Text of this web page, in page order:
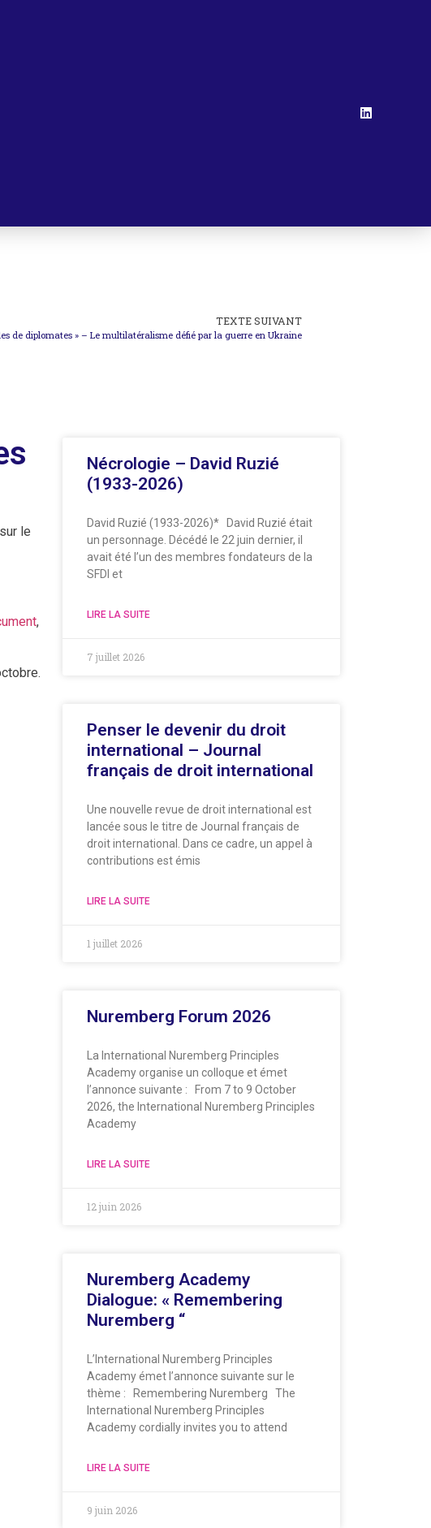
TEXTE SUIVANT
de diplomates » – Le multilatéralisme défié par la guerre en Ukraine
le
,
Nécrologie – David Ruzié
(1933-2026)
David Ruzié (1933-2026)* David Ruzié était
un personnage. Décédé le 22 juin dernier, il
avait été l’un des membres fondateurs de la
SFDI et
LIRE LA SUITE
7 juillet 2026
Penser le devenir du droit
international – Journal
français de droit international
Une nouvelle revue de droit international est
lancée sous le titre de Journal français de
droit international. Dans ce cadre, un appel à
contributions est émis
LIRE LA SUITE
1 juillet 2026
Nuremberg Forum 2026
La International Nuremberg Principles
Academy organise un colloque et émet
l’annonce suivante : From 7 to 9 October
2026, the International Nuremberg Principles
Academy
LIRE LA SUITE
12 juin 2026
Nuremberg Academy
Dialogue: « Remembering
Nuremberg “
L’International Nuremberg Principles
Academy émet l’annonce suivante sur le
thème : Remembering Nuremberg The
International Nuremberg Principles
Academy cordially invites you to attend
LIRE LA SUITE
9 juin 2026